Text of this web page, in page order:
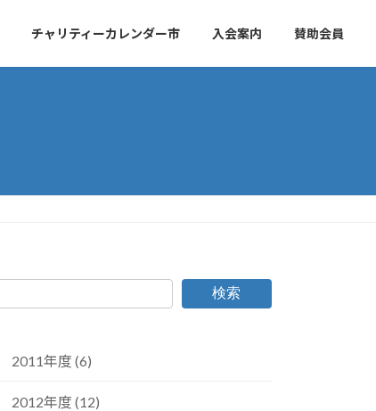
チャリティーカレンダー市 入会案内 賛助会員
検索
2011年度 (6)
2012年度 (12)